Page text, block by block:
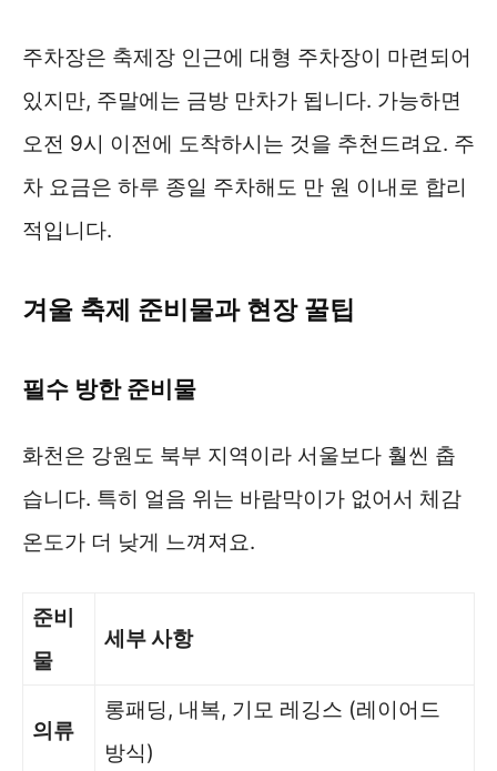
주차장은 축제장 인근에 대형 주차장이 마련되어
있지만, 주말에는 금방 만차가 됩니다. 가능하면
오전 9시 이전에 도착하시는 것을 추천드려요. 주
차 요금은 하루 종일 주차해도 만 원 이내로 합리
적입니다.
겨울 축제 준비물과 현장 꿀팁
필수 방한 준비물
화천은 강원도 북부 지역이라 서울보다 훨씬 춥
습니다. 특히 얼음 위는 바람막이가 없어서 체감
온도가 더 낮게 느껴져요.
준비
물
세부 사항
의류
롱패딩, 내복, 기모 레깅스 (레이어드
방식)